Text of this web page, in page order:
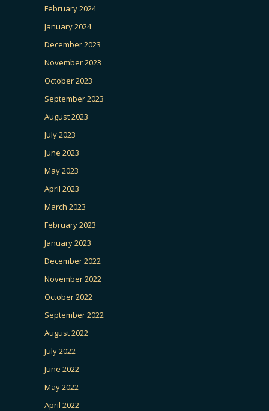
February 2024
January 2024
December 2023
November 2023
October 2023
September 2023
August 2023
July 2023
June 2023
May 2023
April 2023
March 2023
February 2023
January 2023
December 2022
November 2022
October 2022
September 2022
August 2022
July 2022
June 2022
May 2022
April 2022